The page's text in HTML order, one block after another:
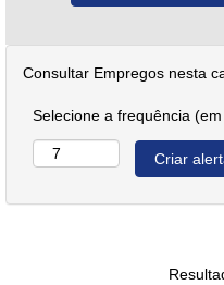
Consultar Empregos nesta
Selecione a frequência